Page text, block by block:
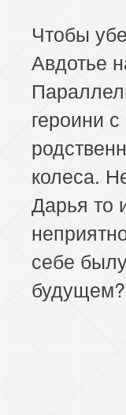
Чтобы
Авдотье
героини
колеса.
Дарья то
себе
будущем?